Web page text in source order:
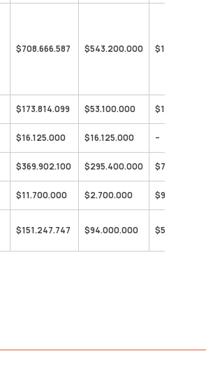
$708.666.587 $543.200.000 $165.466.587
$173.814.099 $53.100.000 $120.714.099
$16.125.000 $16.125.000 –
$369.902.100 $295.400.000 $74.502.100
$11.700.000 $2.700.000 $9.000.000
$151.247.747 $94.000.000 $57.247.747